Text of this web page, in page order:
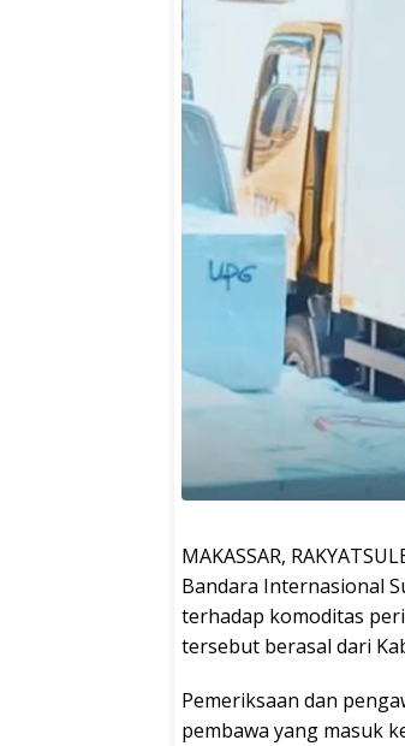
MAKASSAR,
Bandara Internasional
terhadap komoditas
tersebut berasal dari
Pemeriksaan dan
pembawa yang masuk